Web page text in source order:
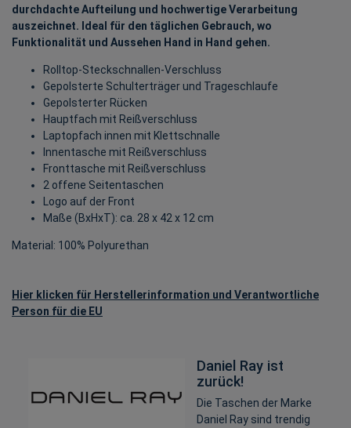
durchdachte Aufteilung und hochwertige Verarbeitung
auszeichnet. Ideal für den täglichen Gebrauch, wo
Funktionalität und Aussehen Hand in Hand gehen.
Rolltop-Steckschnallen-Verschluss
Gepolsterte Schulterträger und Trageschlaufe
Gepolsterter Rücken
Hauptfach mit Reißverschluss
Laptopfach innen mit Klettschnalle
Innentasche mit Reißverschluss
Fronttasche mit Reißverschluss
2 offene Seitentaschen
Logo auf der Front
Maße (BxHxT): ca. 28 x 42 x 12 cm
Material: 100% Polyurethan
Hier klicken für Herstellerinformation und Verantwortliche
Person für die EU
Daniel Ray ist
zurück!
Die Taschen der Marke
Daniel Ray sind trendig